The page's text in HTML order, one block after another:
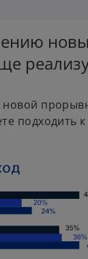
новой
подходить